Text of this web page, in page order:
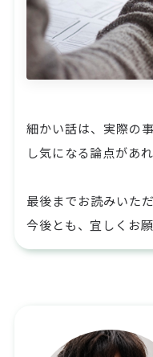
細かい話は、実際の
し気になる論点があ
最後までお読みいた
今後とも、宜しくお